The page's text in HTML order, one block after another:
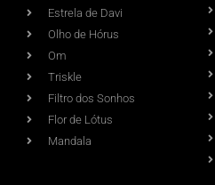
Estrela de Davi
Olho de Hórus
Om
Triskle
Filtro dos Sonhos
Flor de Lótus
Mandala